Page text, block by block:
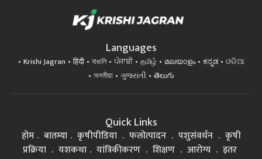
Languages
Krishi Jagran हिंदी বাঙালি ਪੰਜਾਬੀ தமிழ் മലയാളം ಕನ್ನಡ
ଓଡିଆ
অসমীয়া
ગુજરાતી తెలుగు
Quick Links
होम बातम्या कृषीपीडिया फलोत्पादन पशुसंवर्धन
कृषी
प्रक्रिया
यशकथा यांत्रिकीकरण शिक्षण आरोग्य इतर